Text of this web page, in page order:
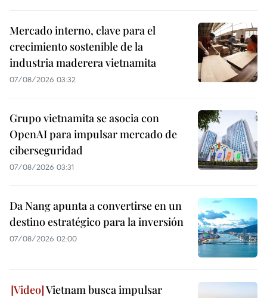
Mercado interno, clave para el
crecimiento sostenible de la
industria maderera vietnamita
07/08/2026 03:32
Grupo vietnamita se asocia con
OpenAI para impulsar mercado de
ciberseguridad
07/08/2026 03:31
Da Nang apunta a convertirse en un
destino estratégico para la inversión
07/08/2026 02:00
Vietnam busca impulsar